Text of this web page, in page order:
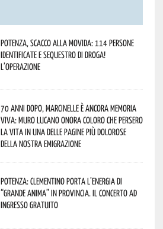
Potenza, scacco alla movida: 114 persone
identificate e sequestro di droga!
L’operazione
70 anni dopo, Marcinelle è ancora memoria
viva: Muro Lucano onora coloro che persero
la vita in una delle pagine più dolorose
della nostra emigrazione
Potenza: Clementino porta l’energia di
“Grande Anima” in provincia. Il concerto ad
ingresso gratuito